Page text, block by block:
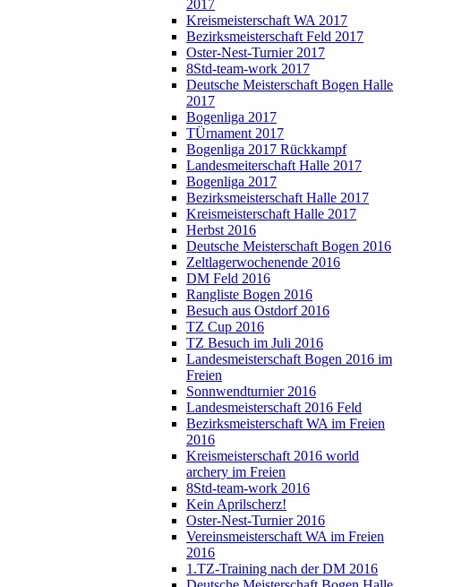
2017
Kreismeisterschaft WA 2017
Bezirksmeisterschaft Feld 2017
Oster-Nest-Turnier 2017
8Std-team-work 2017
Deutsche Meisterschaft Bogen Halle
2017
Bogenliga 2017
TÜrnament 2017
Bogenliga 2017 Rückkampf
Landesmeiterschaft Halle 2017
Bogenliga 2017
Bezirksmeisterschaft Halle 2017
Kreismeisterschaft Halle 2017
Herbst 2016
Deutsche Meisterschaft Bogen 2016
Zeltlagerwochenende 2016
DM Feld 2016
Rangliste Bogen 2016
Besuch aus Ostdorf 2016
TZ Cup 2016
TZ Besuch im Juli 2016
Landesmeisterschaft Bogen 2016 im
Freien
Sonnwendturnier 2016
Landesmeisterschaft 2016 Feld
Bezirksmeisterschaft WA im Freien
2016
Kreismeisterschaft 2016 world
archery im Freien
8Std-team-work 2016
Kein Aprilscherz!
Oster-Nest-Turnier 2016
Vereinsmeisterschaft WA im Freien
2016
1.TZ-Training nach der DM 2016